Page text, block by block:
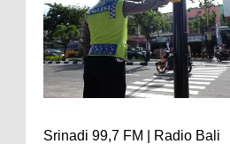
Srinadi 99,7 FM | Radio Bali